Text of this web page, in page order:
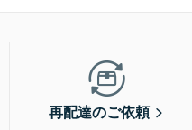
再配達のご依頼